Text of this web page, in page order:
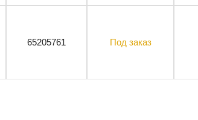
65205761 Под заказ